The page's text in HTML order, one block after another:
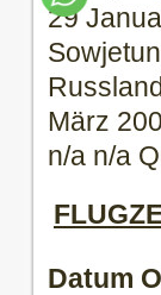
29
März
n/a n/a
Datum